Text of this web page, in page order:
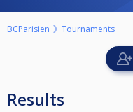
BCParisien Tournaments
Results